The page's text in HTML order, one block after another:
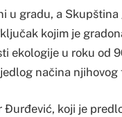
u gradu, a
kojim je
ekologije u roku od
načina
koji je